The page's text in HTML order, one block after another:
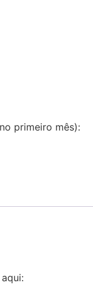
primeiro mês):